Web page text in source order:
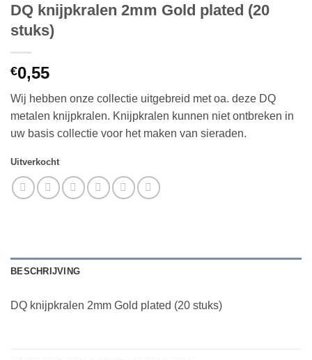
DQ knijpkralen 2mm Gold plated (20
stuks)
€0,55
Wij hebben onze collectie uitgebreid met oa. deze DQ
metalen knijpkralen. Knijpkralen kunnen niet ontbreken in
uw basis collectie voor het maken van sieraden.
Uitverkocht
BESCHRIJVING
DQ knijpkralen 2mm Gold plated (20 stuks)